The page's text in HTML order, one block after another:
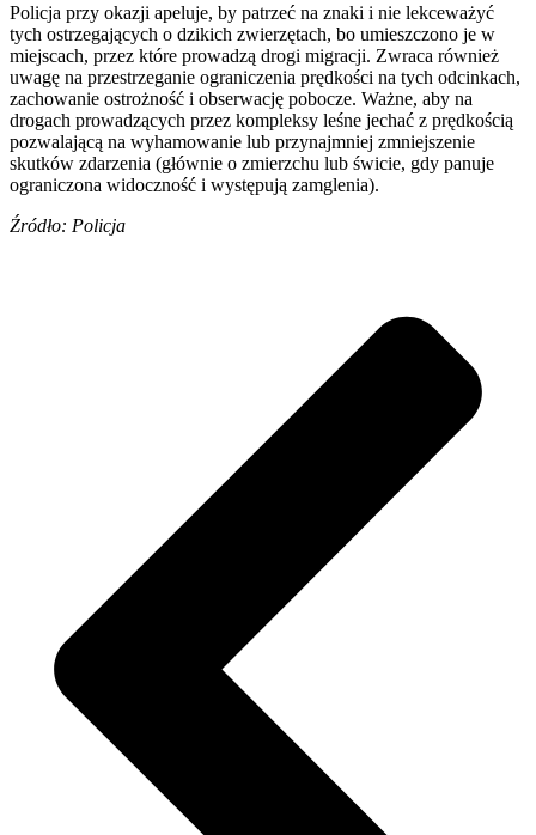
Policja przy okazji apeluje, by patrzeć na znaki i nie lekceważyć
tych ostrzegających o dzikich zwierzętach, bo umieszczono je w
miejscach, przez które prowadzą drogi migracji. Zwraca również
uwagę na przestrzeganie ograniczenia prędkości na tych odcinkach,
zachowanie ostrożność i obserwację pobocze. Ważne, aby na
drogach prowadzących przez kompleksy leśne jechać z prędkością
pozwalającą na wyhamowanie lub przynajmniej zmniejszenie
skutków zdarzenia (głównie o zmierzchu lub świcie, gdy panuje
ograniczona widoczność i występują zamglenia).
Źródło: Policja